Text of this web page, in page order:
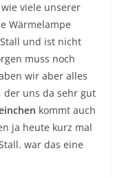
viele unserer
Wärmelampe
und ist nicht
muss noch
wir aber alles
, der uns da sehr gut
kommt auch
ja heute kurz mal
war das eine